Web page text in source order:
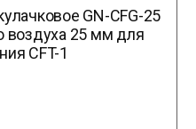
GN-CFG-25
воздуха 25 мм для
CFT-1